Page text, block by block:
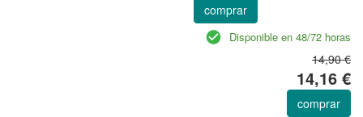
comprar
Disponible en 48/72 horas
14,90 €
14,16 €
comprar